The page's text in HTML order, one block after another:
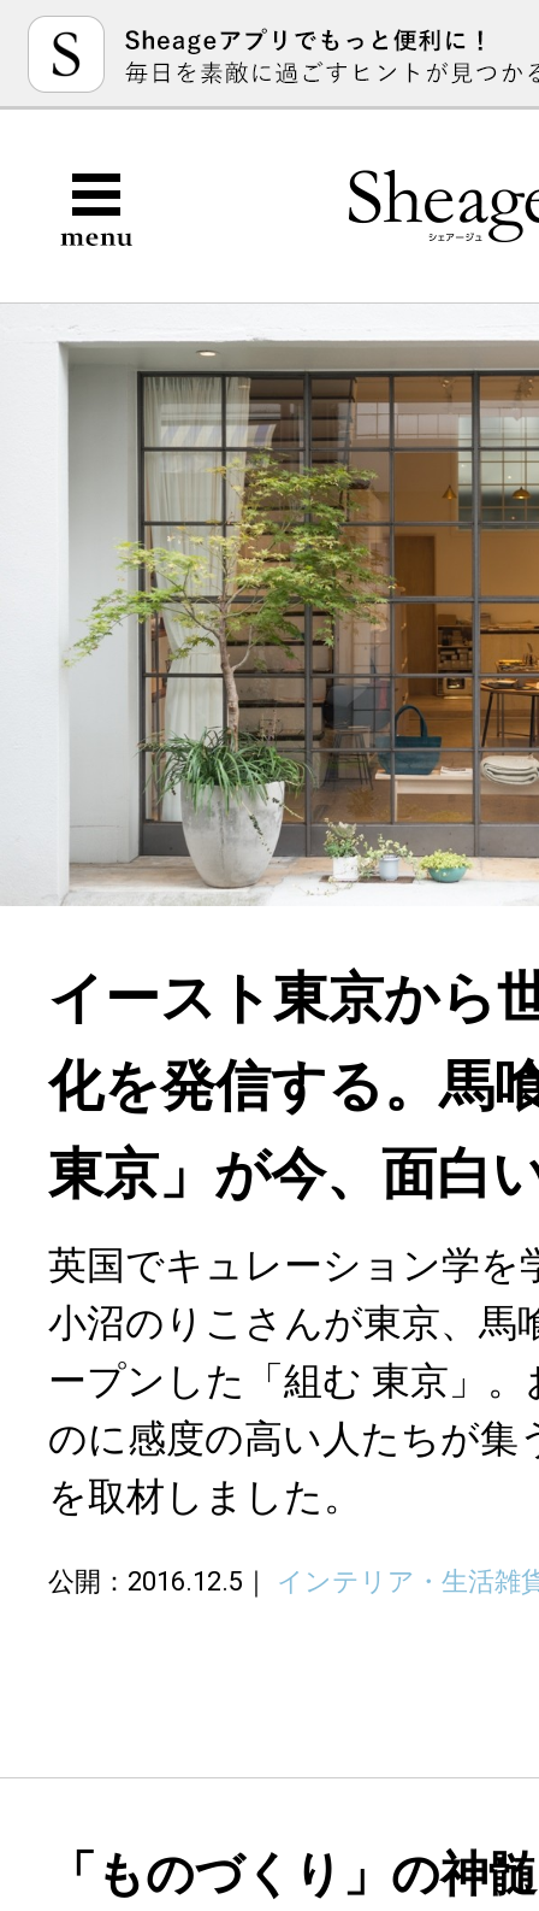
イースト東京から
化を発信する。馬
東京」が今、面白
英国でキュレーション学を
小沼のりこさんが東京、馬
ープンした「組む 東京」
のに感度の高い人たちが集
を取材しました。
公開：2016.12.5 インテリア・生活雑
「ものづくり」の神